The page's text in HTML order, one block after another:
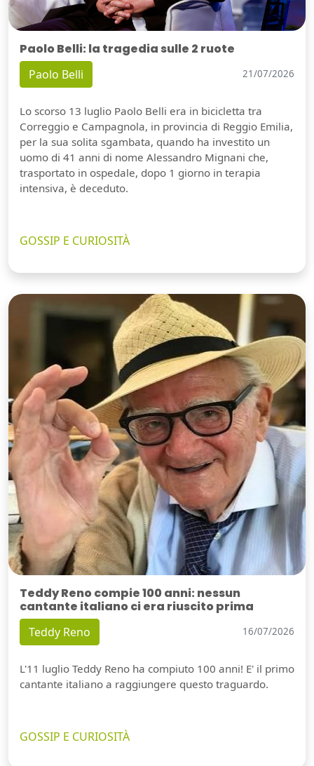
Paolo Belli: la tragedia sulle 2 ruote
Paolo Belli 21/07/2026
Lo scorso 13 luglio Paolo Belli era in bicicletta tra
Correggio e Campagnola, in provincia di Reggio Emilia,
per la sua solita sgambata, quando ha investito un
uomo di 41 anni di nome Alessandro Mignani che,
trasportato in ospedale, dopo 1 giorno in terapia
intensiva, è deceduto.
GOSSIP E CURIOSITÀ
Teddy Reno compie 100 anni: nessun
cantante italiano ci era riuscito prima
Teddy Reno 16/07/2026
L'11 luglio Teddy Reno ha compiuto 100 anni! E' il primo
cantante italiano a raggiungere questo traguardo.
GOSSIP E CURIOSITÀ